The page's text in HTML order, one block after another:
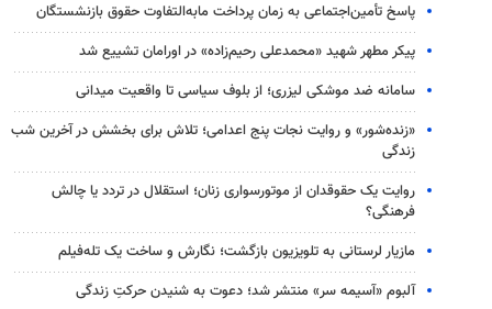
پاسخ تأمین‌اجتماعی به زمان پرداخت مابه‌التفاوت حقوق بازنشستگان
پیکر مطهر شهید «محمدعلی رحیم‌زاده» در اورامان تشییع شد
سامانه ضد موشکی لیزری؛ از بلوف سیاسی تا واقعیت میدانی
«زنده‌شور» و روایت نجات پنج اعدامی؛ تلاش برای بخشش در آخرین شب
زندگی
روایت یک حقوقدان از موتورسواری زنان؛ استقلال در تردد یا چالش
فرهنگی؟
مازیار لرستانی به تلویزیون بازگشت؛ نگارش و ساخت یک تله‌فیلم
آلبوم «آسیمه سر» منتشر شد؛ دعوت به شنیدن حرکتِ زندگی